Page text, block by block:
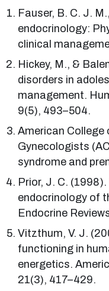
Fauser, B. C. J.
endocrinology:
clinical
Hickey, M., &
disorders in
management.
9(5), 493–504.
American
Gynecologists
syndrome and
Prior, J. C.
endocrinology of
Endocrine
Vitzthum, V. J.
functioning in
energetics.
21(3), 417–429.